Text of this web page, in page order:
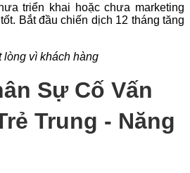
triển khai hoặc chưa marketing
Bắt đầu chiến dịch 12 tháng tăng
lòng vì khách hàng
Sự Cố Vấn
Trung - Năng